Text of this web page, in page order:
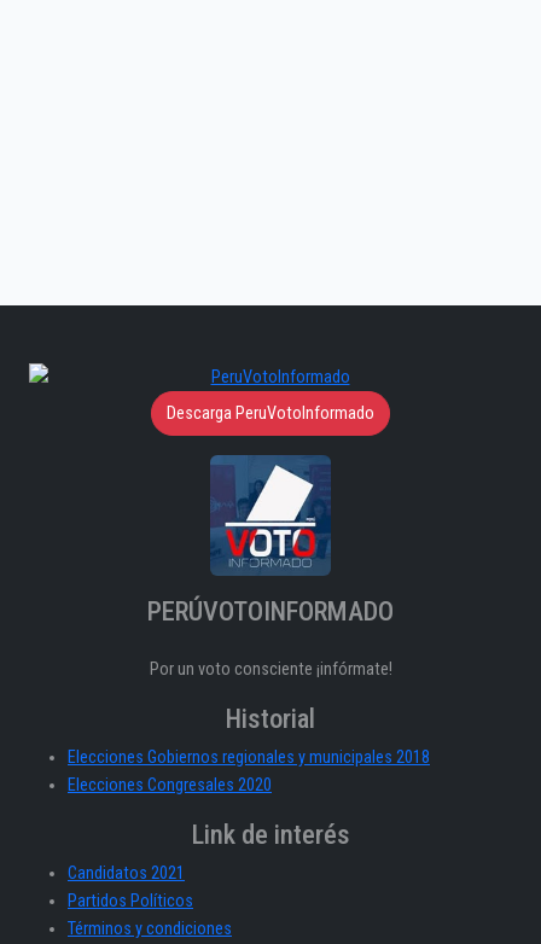
Descarga PeruVotoInformado
PERÚVOTOINFORMADO
Por un voto consciente ¡infórmate!
Historial
Elecciones Gobiernos regionales y municipales 2018
Elecciones Congresales 2020
Link de interés
Candidatos 2021
Partidos Políticos
Términos y condiciones